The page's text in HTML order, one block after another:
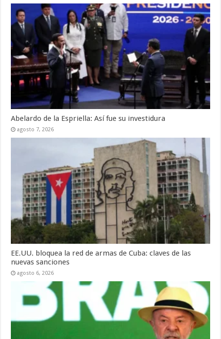
Abelardo de la Espriella: Así fue su investidura
agosto 7, 2026
EE.UU. bloquea la red de armas de Cuba: claves de las
nuevas sanciones
agosto 6, 2026